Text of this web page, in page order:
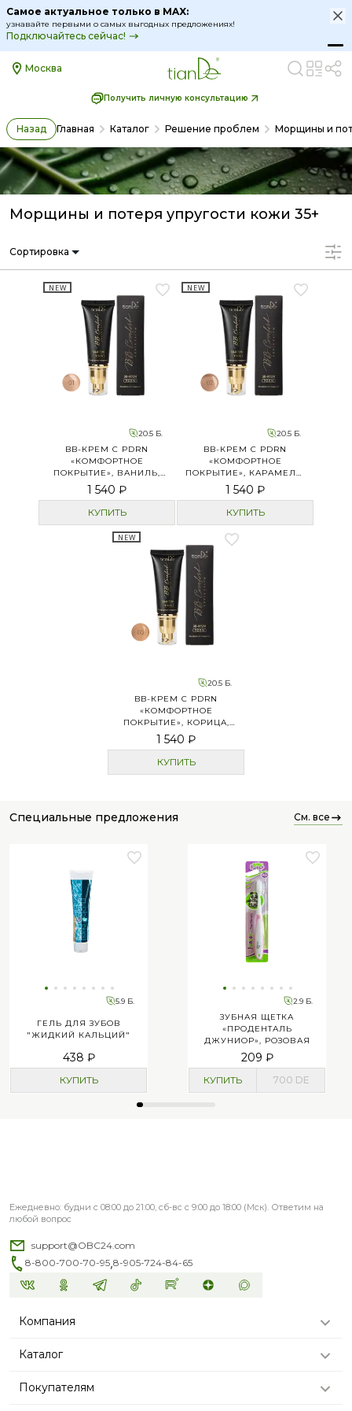
Самое актуальное только в MAX:
узнавайте первыми о самых выгодных предложениях!
Подключайтесь сейчас!
Москва
Получить личную консультацию
Назад Главная Каталог Решение проблем Морщины и
Морщины и потеря упругости кожи 35+
Сортировка
NEW
20.5 Б.
BB-КРЕМ C PDRN
«КОМФОРТНОЕ
ПОКРЫТИЕ», ВАНИЛЬ,
ТОН 1
1 540 ₽
КУПИТЬ
NEW
20.5 Б.
BB-КРЕМ C PDRN
«КОМФОРТНОЕ
ПОКРЫТИЕ», КАРАМЕЛЬ,
ТОН 2
1 540 ₽
КУПИТЬ
NEW
20.5 Б.
BB-КРЕМ C PDRN
«КОМФОРТНОЕ
ПОКРЫТИЕ», КОРИЦА,
ТОН 3
1 540 ₽
КУПИТЬ
специальные предложения см. все
5.9 Б.
ГЕЛЬ ДЛЯ ЗУБОВ
"ЖИДКИЙ КАЛЬЦИЙ"
438 ₽
КУПИТЬ
2.9 Б.
ЗУБНАЯ ЩЕТКА
«ПРОДЕНТАЛЬ
ДЖУНИОР», РОЗОВАЯ
209 ₽
КУПИТЬ 700 DE
Ежедневно: будни с 08:00 до 21:00, сб-вс с 9:00 до 18:00 (Мск). Ответим на
любой вопрос
support@OBC24.com
8-800-700-70-95,8-905-724-84-65
Компания
Каталог
Покупателям